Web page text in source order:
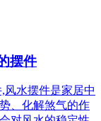
摆件
风水摆件是家居中
、化解煞气的作